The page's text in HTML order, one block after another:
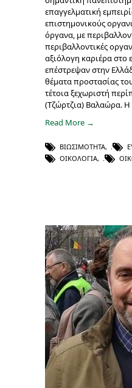
επαγγελματική
επιστημονικούς
όργανα, με
περιβαλλοντικές
αξιόλογη καριέρα στο
επέστρεψαν στην
θέματα προστασίας
τέτοια ξεχωριστή
(Τζώρτζια) Βαλαώρα. Η
Read More →
ΒΙΩΣΙΜΌΤΗΤΑ,
ΟΙΚΟΛΟΓΊΑ,